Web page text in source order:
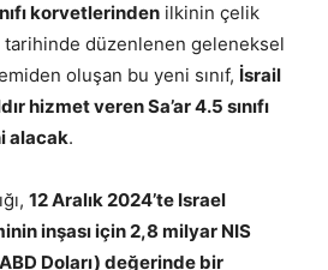
korvetlerinden ilkinin çelik
tarihinde düzenlenen geleneksel
oluşan bu yeni sınıf, İsrail
hizmet veren Sa’ar 4.5 sınıfı
alacak.
12 Aralık 2024’te Israel
inşası için 2,8 milyar NIS
Doları) değerinde bir